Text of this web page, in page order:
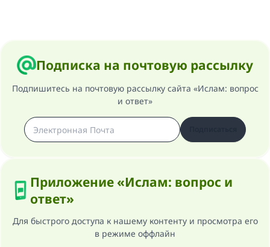
Подписка на почтовую рассылку
Подпишитесь на почтовую рассылку сайта «Ислам: вопрос
и ответ»
Приложение «Ислам: вопрос и
ответ»
Для быстрого доступа к нашему контенту и просмотра его
в режиме оффлайн